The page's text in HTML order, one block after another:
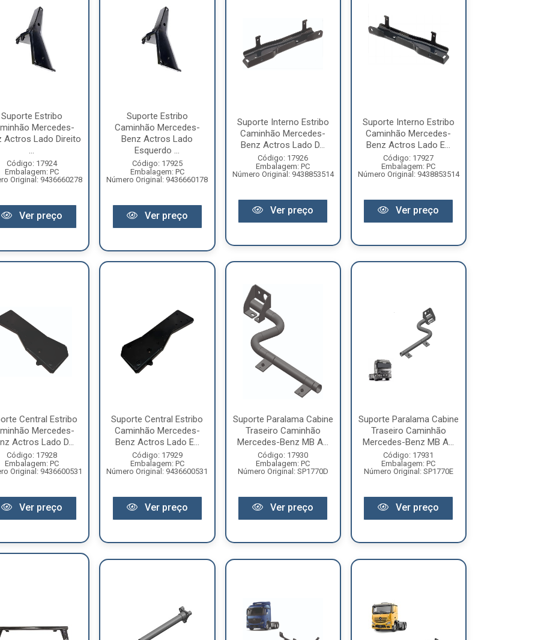
Suporte Estribo
Mercedes-
Actros Lado Direito
...
Código: 17924
Embalagem: PC
Original: 9436660278
Ver preço
Suporte Estribo
Caminhão Mercedes-
Benz Actros Lado
Esquerdo ...
Código: 17925
Embalagem: PC
Número Original: 9436660178
Ver preço
Suporte Interno Estribo
Caminhão Mercedes-
Benz Actros Lado D...
Código: 17926
Embalagem: PC
Número Original: 9438853514
Ver preço
Suporte Interno Estribo
Caminhão Mercedes-
Benz Actros Lado E...
Código: 17927
Embalagem: PC
Número Original: 9438853514
Ver preço
Central Estribo
Mercedes-
Actros Lado D...
Código: 17928
Embalagem: PC
Original: 9436600531
Ver preço
Suporte Central Estribo
Caminhão Mercedes-
Benz Actros Lado E...
Código: 17929
Embalagem: PC
Número Original: 9436600531
Ver preço
Suporte Paralama Cabine
Traseiro Caminhão
Mercedes-Benz MB A...
Código: 17930
Embalagem: PC
Número Original: SP1770D
Ver preço
Suporte Paralama Cabine
Traseiro Caminhão
Mercedes-Benz MB A...
Código: 17931
Embalagem: PC
Número Original: SP1770E
Ver preço